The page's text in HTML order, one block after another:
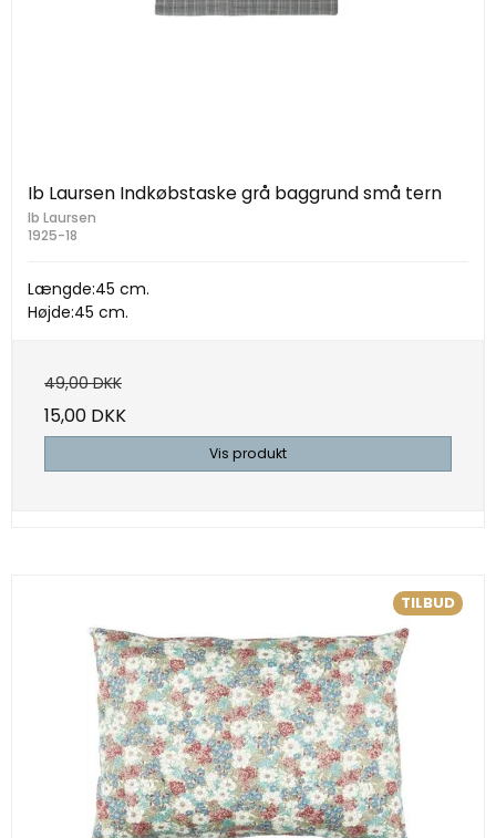
Ib Laursen Indkøbstaske grå baggrund små tern
Ib Laursen
1925-18
Længde:45 cm.
Højde:45 cm.
49,00 DKK
15,00 DKK
Vis produkt
TILBUD